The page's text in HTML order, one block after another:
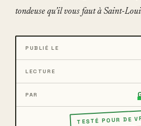
tondeuse qu’il vous faut à Saint-
PUBLIÉ LE
LECTURE
PAR
TESTÉ POUR DE